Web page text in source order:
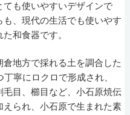
も使いやすいデザインで
、現代の生活でも使いやす
和食器です。
地方で採れる土を調合した
寧にロクロで形成され、
目、櫛目など、小石原焼伝
られ、小石原で生まれた素